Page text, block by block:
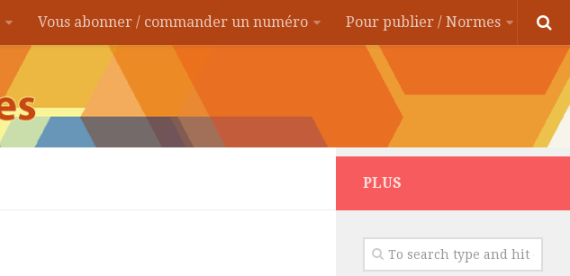
Vous abonner / commander un numéro Pour publier / Normes
PLUS